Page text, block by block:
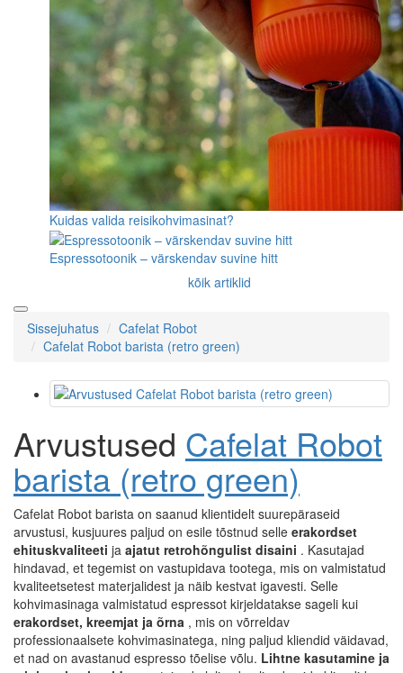
Kuidas valida reisikohvimasinat?
Espressotoonik – värskendav suvine hitt
kõik artiklid
Sissejuhatus
Cafelat Robot
Cafelat Robot barista (retro green)
Arvustused Cafelat Robot
barista (retro green)
Cafelat Robot barista on saanud klientidelt suurepäraseid
arvustusi, kusjuures paljud on esile tõstnud selle erakordset
ehituskvaliteeti ja ajatut retrohõngulist disaini . Kasutajad
hindavad, et tegemist on vastupidava tootega, mis on valmistatud
kvaliteetsetest materjalidest ja näib kestvat igavesti. Selle
kohvimasinaga valmistatud espressot kirjeldatakse sageli kui
erakordset, kreemjat ja õrna , mis on võrreldav
professionaalsete kohvimasinatega, ning paljud kliendid väidavad,
et nad on avastanud espresso tõelise võlu. Lihtne kasutamine ja